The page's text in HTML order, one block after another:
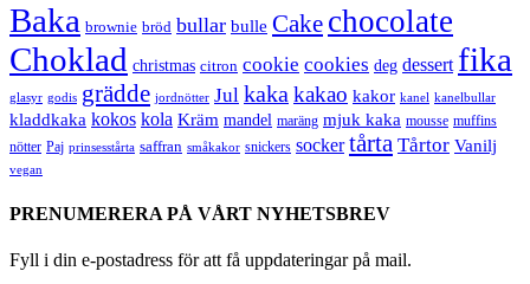
Baka brownie bröd bullar bulle Cake chocolate
Choklad christmas citron cookie cookies deg dessert fika
glasyr godis grädde jordnötter Jul kaka kakao kakor kanel kanelbullar
kladdkaka kokos kola Kräm mandel maräng mjuk kaka mousse muffins
nötter Paj prinsesstårta saffran småkakor snickers socker tårta Tårtor Vanilj
vegan
PRENUMERERA PÅ VÅRT NYHETSBREV
Fyll i din e-postadress för att få uppdateringar på mail.